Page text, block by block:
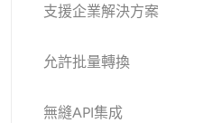
支援企業解決方案
允許批量轉換
無縫API集成